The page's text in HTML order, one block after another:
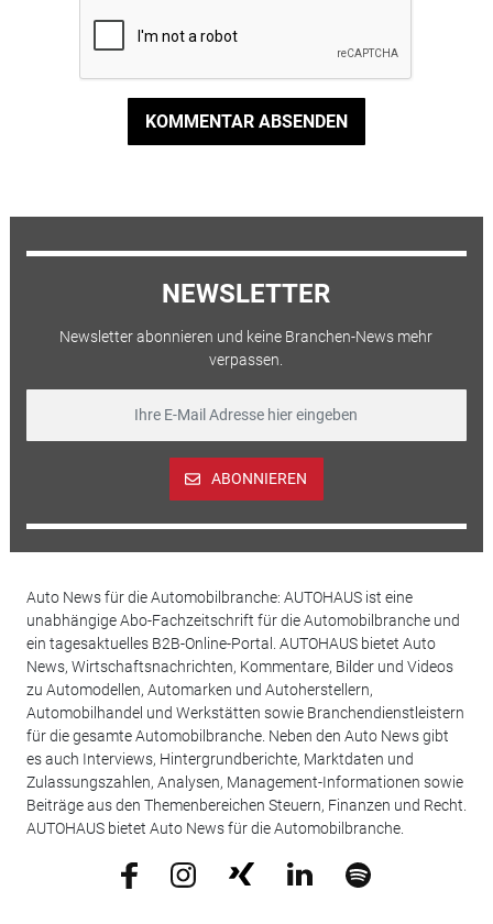
KOMMENTAR ABSENDEN
NEWSLETTER
Newsletter abonnieren und keine Branchen-News mehr
verpassen.
ABONNIEREN
Auto News für die Automobilbranche: AUTOHAUS ist eine
unabhängige Abo-Fachzeitschrift für die Automobilbranche und
ein tagesaktuelles B2B-Online-Portal. AUTOHAUS bietet Auto
News, Wirtschaftsnachrichten, Kommentare, Bilder und Videos
zu Automodellen, Automarken und Autoherstellern,
Automobilhandel und Werkstätten sowie Branchendienstleistern
für die gesamte Automobilbranche. Neben den Auto News gibt
es auch Interviews, Hintergrundberichte, Marktdaten und
Zulassungszahlen, Analysen, Management-Informationen sowie
Beiträge aus den Themenbereichen Steuern, Finanzen und Recht.
AUTOHAUS bietet Auto News für die Automobilbranche.